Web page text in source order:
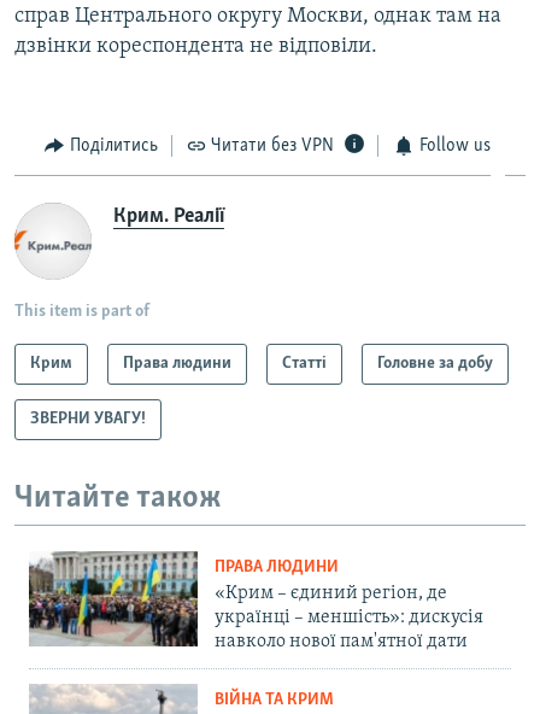
справ Центрального округу Москви, однак там на
дзвінки кореспондента не відповіли.
Поділитись Читати без VPN Follow us
Крим. Реалії
This item is part of
Крим Права людини Статті Головне за добу
ЗВЕРНИ УВАГУ!
Читайте також
ПРАВА ЛЮДИНИ
«Крим – єдиний регіон, де
українці – меншість»: дискусія
навколо нової пам'ятної дати
ВІЙНА ТА КРИМ